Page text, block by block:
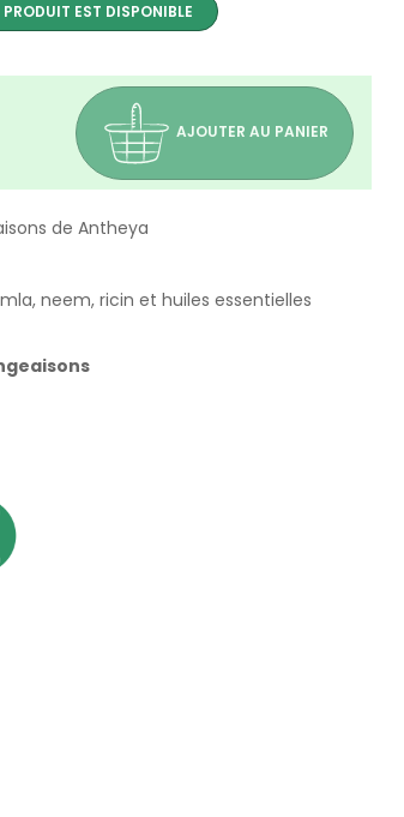
EST DISPONIBLE
AJOUTER AU PANIER
de Antheya
neem, ricin et huiles essentielles